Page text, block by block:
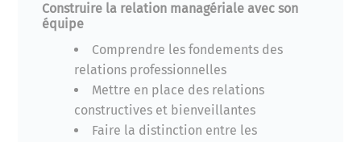
Construire la relation managériale avec son
équipe
Comprendre les fondements des
relations professionnelles
Mettre en place des relations
constructives et bienveillantes
Faire la distinction entre les